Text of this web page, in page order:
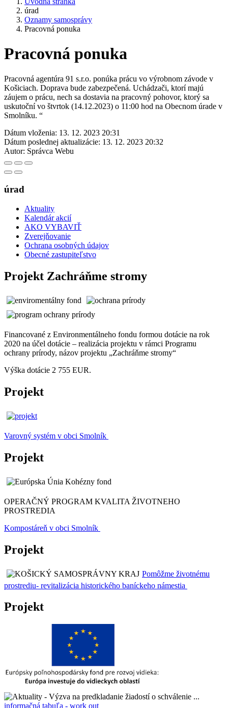
úrad
Oznamy samosprávy
Pracovná ponuka
Pracovná ponuka
Pracovná agentúra 91 s.r.o. ponúka prácu vo výrobnom závode v
Košiciach. Doprava bude zabezpečená. Uchádzači, ktorí majú
záujem o prácu, nech sa dostavia na pracovný pohovor, ktorý sa
uskutoční vo štvrtok (14.12.2023) o 11:00 hod na Obecnom úrade v
Smolníku. “
Dátum vloženia: 13. 12. 2023 20:31
Dátum poslednej aktualizácie: 13. 12. 2023 20:32
Autor: Správca Webu
úrad
Aktuality
Kalendár akcií
AKO VYBAVIŤ
Zverejňovanie
Ochrana osobných údajov
Obecné zastupiteľstvo
Projekt Zachráňme stromy
Financované z Environmentálneho fondu formou dotácie na rok
2020 na účel dotácie – realizácia projektu v rámci Programu
ochrany prírody, názov projektu „Zachráňme stromy“
Výška dotácie 2 755 EUR.
Projekt
Varovný systém v obci Smolník
Projekt
OPERAČNÝ PROGRAM KVALITA ŽIVOTNEHO
PROSTREDIA
Kompostáreň v obci Smolník
Projekt
Pomôžme životnému
prostrediu- revitalizácia historického baníckeho námestia
Projekt
informačná tabuľa - work out